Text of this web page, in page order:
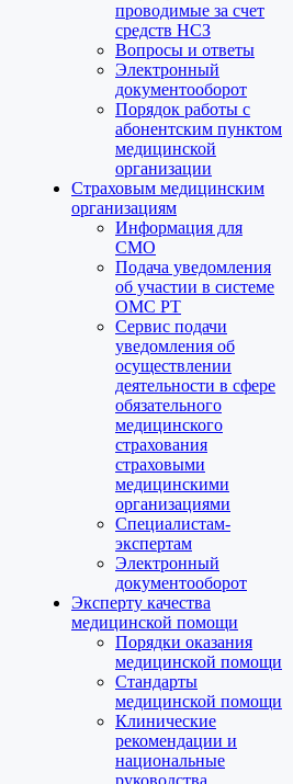
проводимые за счет
средств НСЗ
Вопросы и ответы
Электронный
документооборот
Порядок работы с
абонентским пунктом
медицинской
организации
Страховым медицинским
организациям
Информация для
СМО
Подача уведомления
об участии в системе
ОМС РТ
Сервис подачи
уведомления об
осуществлении
деятельности в сфере
обязательного
медицинского
страхования
страховыми
медицинскими
организациями
Специалистам-
экспертам
Электронный
документооборот
Эксперту качества
медицинской помощи
Порядки оказания
медицинской помощи
Стандарты
медицинской помощи
Клинические
рекомендации и
национальные
руководства